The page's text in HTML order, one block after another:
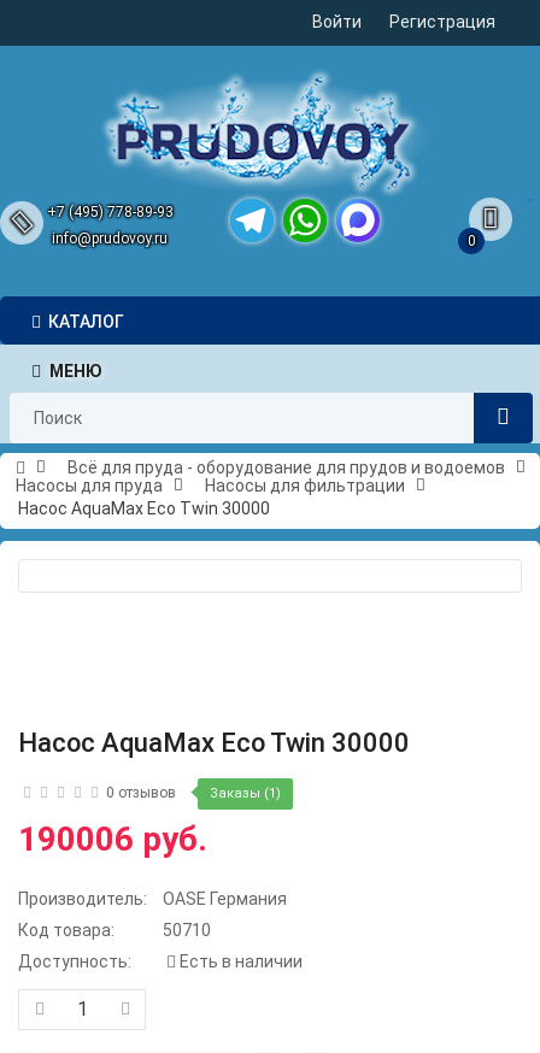
Войти Регистрация
+7 (495) 778-89-93
info@prudovoy.ru
0
КАТАЛОГ
МЕНЮ
Всё для пруда - оборудование для прудов и водоемов
Насосы для пруда
Насосы для фильтрации
Насос AquaMax Eco Twin 30000
Насос AquaMax Eco Twin 30000
0 отзывов Заказы (1)
190006 руб.
Производитель:
OASE Германия
Код товара:
50710
Доступность:
Есть в наличии